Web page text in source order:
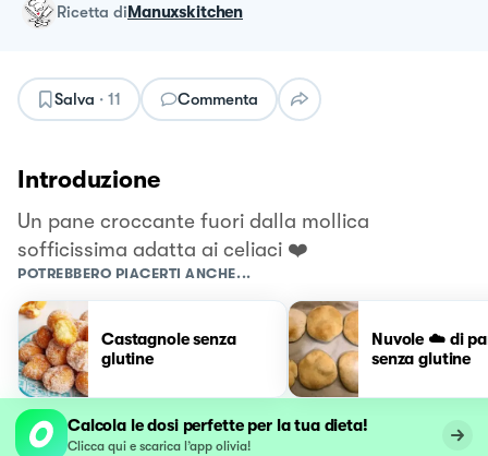
ricetta diManuxskitchen
Salva · 11 Commenta
Introduzione
Un pane croccante fuori dalla mollica
sofficissima adatta ai celiaci ❤️
POTREBBERO PIACERTI ANCHE...
Castagnole senza
glutine
Nuvole ☁️ di
senza glutine
Calcola le dosi perfette per la tua dieta!
Clicca qui e scarica l’app olivia!